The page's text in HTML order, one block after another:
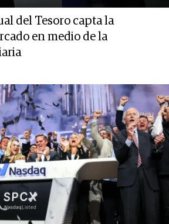
del Tesoro capta la
en medio de la